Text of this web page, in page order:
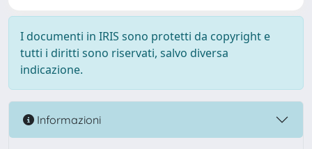
I documenti in IRIS sono protetti da copyright e
tutti i diritti sono riservati, salvo diversa
indicazione.
Informazioni